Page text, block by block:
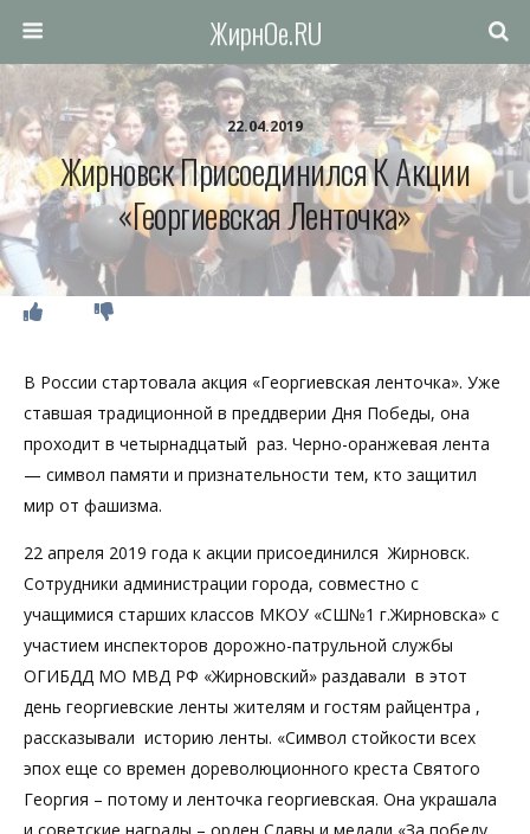
ЖирнОе.RU
22.04.2019
Жирновск Присоединился К Акции
«Георгиевская Ленточка»
В России стартовала акция «Георгиевская ленточка». Уже
ставшая традиционной в преддверии Дня Победы, она
проходит в четырнадцатый раз. Черно-оранжевая лента
— символ памяти и признательности тем, кто защитил
мир от фашизма.
22 апреля 2019 года к акции присоединился Жирновск.
Сотрудники администрации города, совместно с
учащимися старших классов МКОУ «СШ№1 г.Жирновска» с
участием инспекторов дорожно-патрульной службы
ОГИБДД МО МВД РФ «Жирновский» раздавали в этот
день георгиевские ленты жителям и гостям райцентра ,
рассказывали историю ленты. «Символ стойкости всех
эпох еще со времен дореволюционного креста Святого
Георгия – потому и ленточка георгиевская. Она украшала